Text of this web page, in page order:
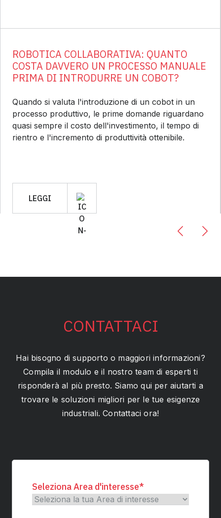
ROBOTICA COLLABORATIVA: QUANTO
COSTA DAVVERO UN PROCESSO MANUALE
PRIMA DI INTRODURRE UN COBOT?
Quando si valuta l'introduzione di un cobot in un
processo produttivo, le prime domande riguardano
quasi sempre il costo dell'investimento, il tempo di
rientro e l'incremento di produttività ottenibile.
LEGGI
CONTATTACI
Hai bisogno di supporto o maggiori informazioni?
Compila il modulo e il nostro team di esperti ti
risponderà al più presto. Siamo qui per aiutarti a
trovare le soluzioni migliori per le tue esigenze
industriali. Contattaci ora!
Seleziona Area d'interesse*